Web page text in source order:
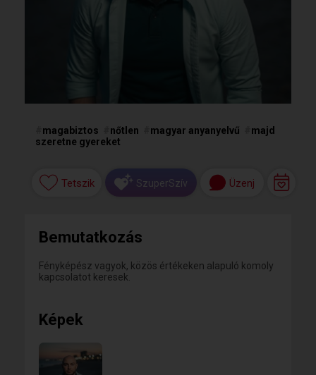
magabiztos nőtlen magyar anyanyelvű
majd
szeretne gyereket
Tetszik SzuperSzív Üzenj
Bemutatkozás
Fényképész vagyok, közös értékeken alapuló komoly
kapcsolatot keresek.
Képek